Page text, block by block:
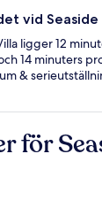
vid Seaside
ligger 12
14 minuters
&
för